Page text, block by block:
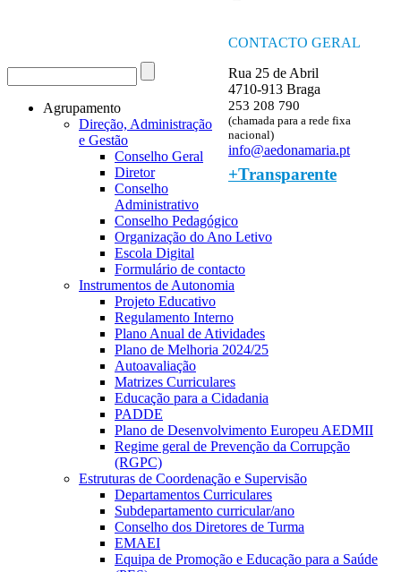
CONTACTO GERAL
Rua 25 de Abril
4710-913 Braga
253 208 790
(chamada para a rede fixa
nacional)
info@aedonamaria.pt
+Transparente
Formulário de procura
Procurar
Agrupamento
Direção, Administração
e Gestão
Conselho Geral
Diretor
Conselho
Administrativo
Conselho Pedagógico
Organização do Ano Letivo
Escola Digital
Formulário de contacto
Instrumentos de Autonomia
Projeto Educativo
Regulamento Interno
Plano Anual de Atividades
Plano de Melhoria 2024/25
Autoavaliação
Matrizes Curriculares
Educação para a Cidadania
PADDE
Plano de Desenvolvimento Europeu AEDMII
Regime geral de Prevenção da Corrupção
(RGPC)
Estruturas de Coordenação e Supervisão
Departamentos Curriculares
Subdepartamento curricular/ano
Conselho dos Diretores de Turma
EMAEI
Equipa de Promoção e Educação para a Saúde